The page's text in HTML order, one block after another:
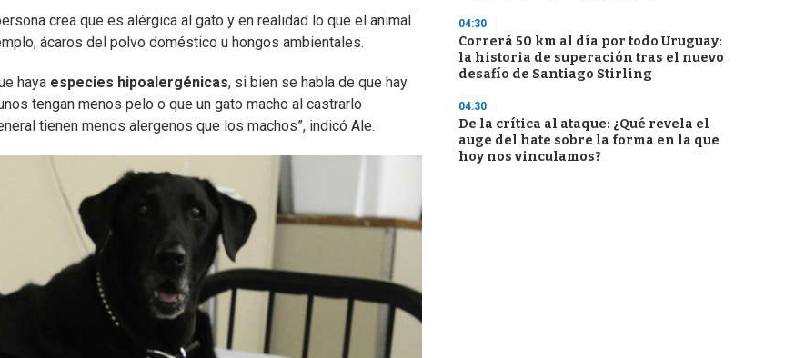
crea que es alérgica al gato y en realidad lo que el animal
ácaros del polvo doméstico u hongos ambientales.
haya especies hipoalergénicas, si bien se habla de que hay
tengan menos pelo o que un gato macho al castrarlo
tienen menos alergenos que los machos”, indicó Ale.
04:30
Correrá 50 km al día por todo Uruguay:
la historia de superación tras el nuevo
desafío de Santiago Stirling
04:30
De la crítica al ataque: ¿Qué revela el
auge del hate sobre la forma en la que
hoy nos vinculamos?